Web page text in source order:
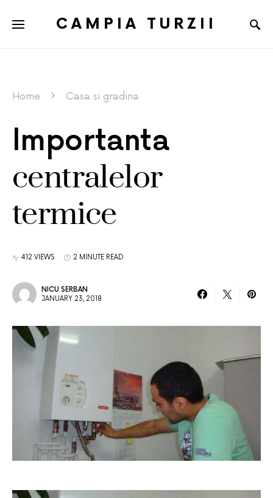
CAMPIA TURZII
Home Casa si gradina
Importanta
centralelor
termice
412 VIEWS 2 MINUTE READ
NICU SERBAN
JANUARY 23, 2018